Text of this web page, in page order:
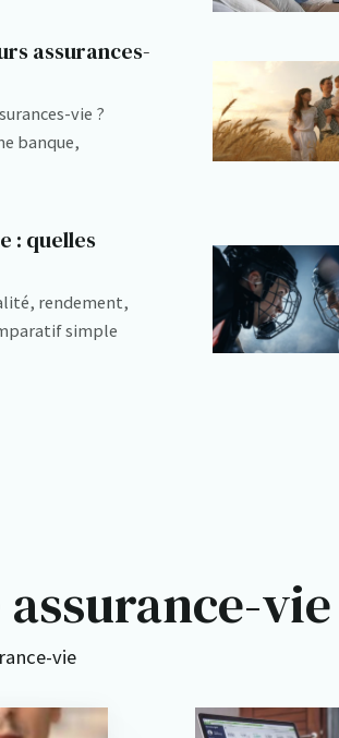
assurances-
vie ?
banque,
: quelles
rendement,
simple
vie
vie